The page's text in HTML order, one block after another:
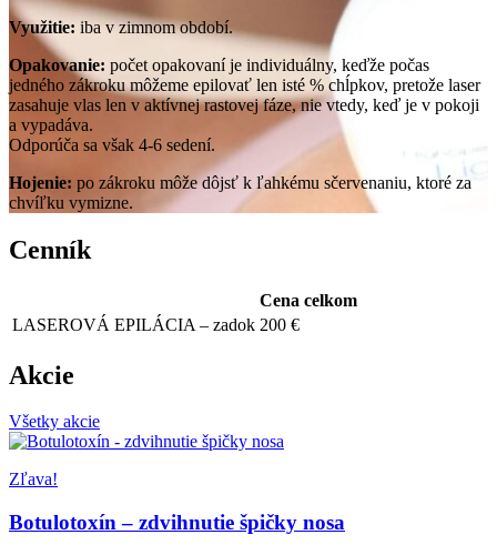
Využitie: iba v zimnom období.
Opakovanie: počet opakovaní je individuálny, keďže počas
jedného zákroku môžeme epilovať len isté % chĺpkov, pretože laser
zasahuje vlas len v aktívnej rastovej fáze, nie vtedy, keď je v pokoji
a vypadáva.
Odporúča sa však 4-6 sedení.
Hojenie: po zákroku môže dôjsť k ľahkému sčervenaniu, ktoré za
chvíľku vymizne.
Cenník
Cena celkom
LASEROVÁ EPILÁCIA – zadok 200 €
Akcie
Všetky akcie
Zľava!
Botulotoxín – zdvihnutie špičky nosa